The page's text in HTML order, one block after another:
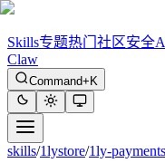
Skills专题热门 社区安全
Claw
Command+K
skills/1lystore/1ly-payments